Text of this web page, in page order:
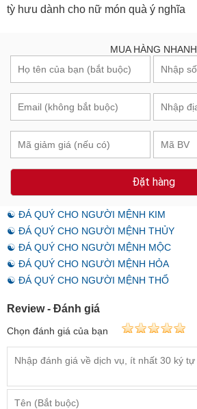
tỳ hưu dành cho nữ món quà ý nghĩa
MUA HÀNG NHANH
Đặt hàng
☯ ĐÁ QUÝ CHO NGƯỜI MỆNH KIM
☯ ĐÁ QUÝ CHO NGƯỜI MỆNH THỦY
☯ ĐÁ QUÝ CHO NGƯỜI MỆNH MỘC
☯ ĐÁ QUÝ CHO NGƯỜI MỆNH HỎA
☯ ĐÁ QUÝ CHO NGƯỜI MỆNH THỔ
Review - Đánh giá
Chọn đánh giá của bạn